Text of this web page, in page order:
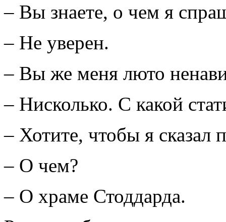
– Вы знаете, о чем я
– Не уверен.
– Вы же меня люто
– Нисколько. С какой
– Хотите, чтобы я сказал
– О чем?
– О храме Стоддарда.